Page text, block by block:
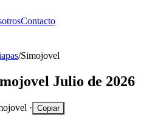
Contacto
/Simojovel
Julio de 2026
· Copiar